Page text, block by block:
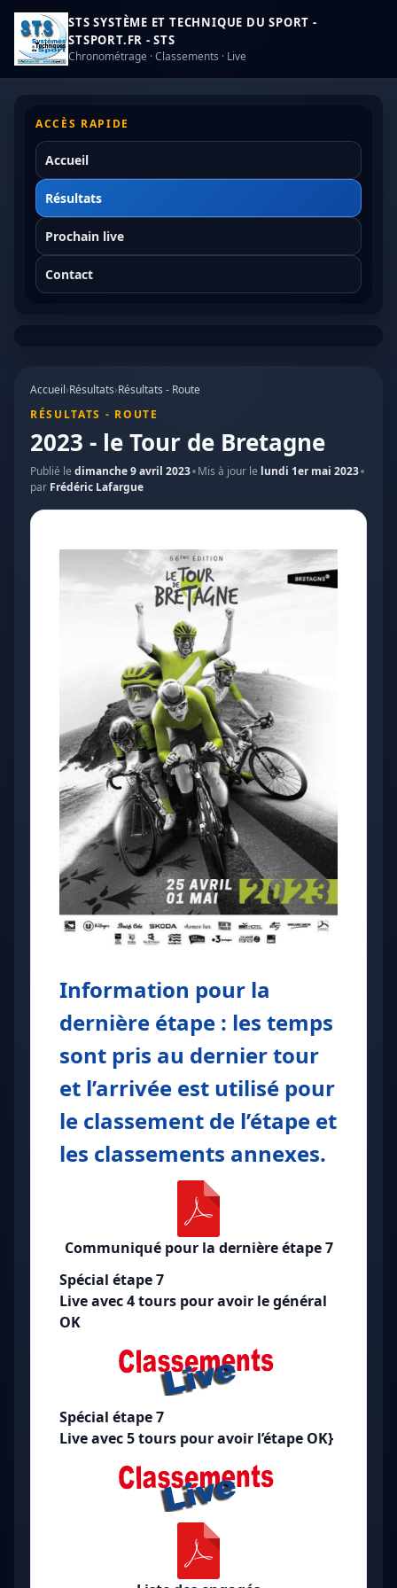
STS SYSTÈME ET TECHNIQUE DU SPORT -
STSPORT.FR - STS
Chronométrage · Classements · Live
ACCÈS RAPIDE
Accueil
Résultats
Prochain live
Contact
Accueil›Résultats›Résultats - Route
RÉSULTATS - ROUTE
2023 - le Tour de Bretagne
Publié le dimanche 9 avril 2023 Mis à jour le lundi 1er mai 2023
par Frédéric Lafargue
Information pour la
dernière étape : les temps
sont pris au dernier tour
et l’arrivée est utilisé pour
le classement de l’étape et
les classements annexes.
Communiqué pour la dernière étape 7
Spécial étape 7
Live avec 4 tours pour avoir le général
OK
Spécial étape 7
Live avec 5 tours pour avoir l’étape OK}